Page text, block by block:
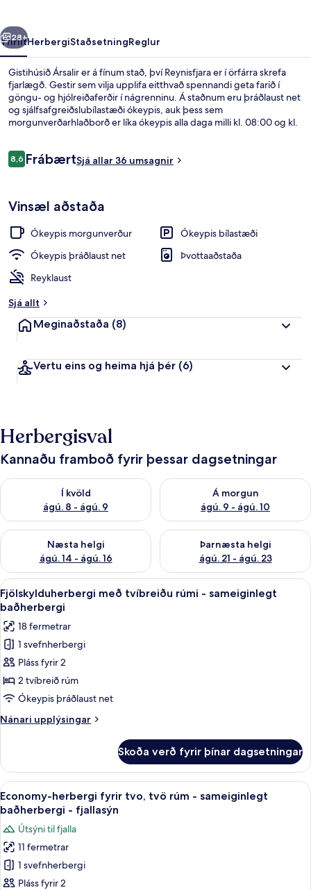
Næsta
28+
YfirlitHerbergiStaðsetningReglur
Gistihúsið Ársalir er á fínum stað, því Reynisfjara er í örfárra skrefa
fjarlægð. Gestir sem vilja upplifa eitthvað spennandi geta farið í
göngu- og hjólreiðaferðir í nágrenninu. Á staðnum eru þráðlaust net
og sjálfsafgreiðslubílastæði ókeypis, auk þess sem
morgunverðarhlaðborð er líka ókeypis alla daga milli kl. 08:00 og kl.
Umsagnir
8,68,6 af 10
FrábærtSjá allar 36 umsagnir
Vinsæl aðstaða
Ókeypis morgunverður
Ókeypis bílastæði
Ókeypis þráðlaust net
Þvottaaðstaða
Reyklaust
Sjá allt
Meginaðstaða (8)
Vertu eins og heima hjá þér (6)
Herbergisval
Kannaðu framboð fyrir þessar dagsetningar
Í kvöld
ágú. 8 - ágú. 9
Athuga framboð í kvöld ágú. 8 - ágú. 9
Á morgun
ágú. 9 - ágú. 10
Athuga framboð á morgun
Næsta helgi
ágú. 14 - ágú. 16
Athuga framboð næstu helgi ágú. 14 - ágú. 16
Þarnæsta helgi
ágú. 21 - ágú. 23
Athuga framboð þarnæstu
Skoða
allar
myndir
fyrir
Fjölskylduherbergi
með
tvíbreiðu
rúmi
-
sameiginlegt
Fjölskylduherbergi með tvíbreiðu
10
Fjölskylduherbergi með tvíbreiðu rúmi - sameiginlegt
baðherbergi
18 fermetrar
1 svefnherbergi
Pláss fyrir 2
2 tvíbreið rúm
Ókeypis þráðlaust net
Nánari upplýsingar
Nánari
með
tvíbreiðu
rúmi
-
sameiginlegt
baðherbergi
Skoða verð fyrir þínar dagsetningar
Skoða
allar
myndir
fyrir
Economy-
herbergi
fyrir
Economy-herbergi fyrir tvo, tvö
8
Economy-herbergi fyrir tvo, tvö rúm - sameiginlegt
baðherbergi - fjallasýn
Útsýni til fjalla
11 fermetrar
1 svefnherbergi
Pláss fyrir 2